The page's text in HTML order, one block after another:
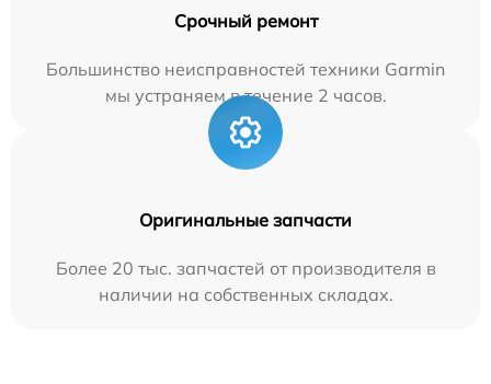
Срочный ремонт
Большинство неисправностей техники Garmin
мы устраняем в течение 2 часов.
Оригинальные запчасти
Более 20 тыс. запчастей от производителя в
наличии на собственных складах.